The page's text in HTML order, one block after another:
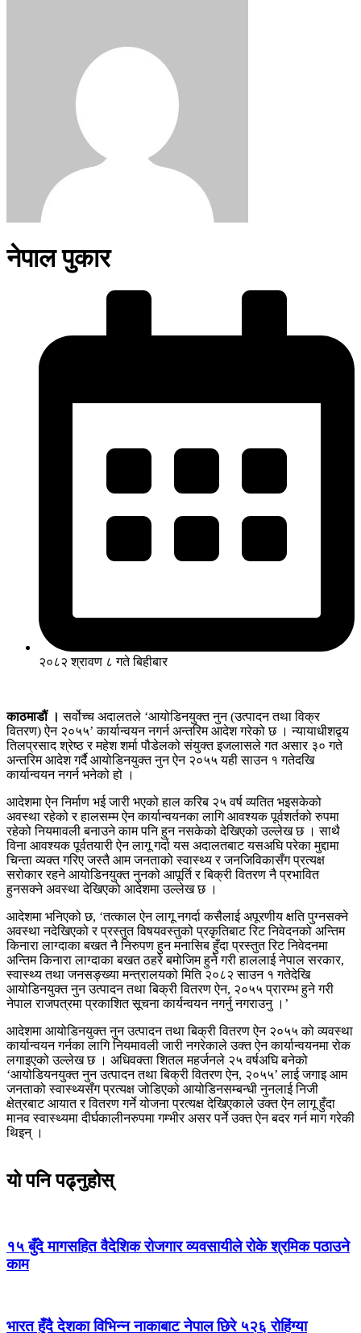
नेपाल पुकार
२०८२ श्रावण ८ गते बिहीबार
काठमाडौं ।सर्वोच्च अदालतले ‘आयोडिनयुक्त नुन (उत्पादन तथा विक्र
वितरण) ऐन २०५५’ कार्यान्वयन नगर्न अन्तरिम आदेश गरेको छ । न्यायाधीशद्वय
तिलप्रसाद श्रेष्ठ र महेश शर्मा पौडेलको संयुक्त इजलासले गत असार ३० गते
अन्तरिम आदेश गर्दै आयोडिनयुक्त नुन ऐन २०५५ यही साउन १ गतेदखि
कार्यान्वयन नगर्न भनेको हो ।
आदेशमा ऐन निर्माण भई जारी भएको हाल करिब २५ वर्ष व्यतित भइसकेको
अवस्था रहेको र हालसम्म ऐन कार्यान्वयनका लागि आवश्यक पूर्वशर्तको रुपमा
रहेको नियमावली बनाउने काम पनि हुन नसकेको देखिएको उल्लेख छ । साथै
विना आवश्यक पूर्वतयारी ऐन लागू गर्दा यस अदालतबाट यसअघि परेका मुद्दामा
चिन्ता व्यक्त गरिए जस्तै आम जनताको स्वास्थ्य र जनजिविकासँग प्रत्यक्ष
सरोकार रहने आयोडिनयुक्त नुनको आपूर्ति र बिक्री वितरण नै प्रभावित
हुनसक्ने अवस्था देखिएको आदेशमा उल्लेख छ ।
आदेशमा भनिएको छ, ‘तत्काल ऐन लागू नगर्दा कसैलाई अपूरणीय क्षति पुग्नसक्ने
अवस्था नदेखिएको र प्रस्तुत विषयवस्तुको प्रकृतिबाट रिट निवेदनको अन्तिम
किनारा लाग्दाका बखत नै निरुपण हुन मनासिब हुँदा प्रस्तुत रिट निवेदनमा
अन्तिम किनारा लाग्दाका बखत ठहरे बमोजिम हुने गरी हाललाई नेपाल सरकार,
स्वास्थ्य तथा जनसङ्ख्या मन्त्रालयको मिति २०८२ साउन १ गतेदेखि
आयोडिनयुक्त नुन उत्पादन तथा बिक्री वितरण ऐन, २०५५ प्रारम्भ हुने गरी
नेपाल राजपत्रमा प्रकाशित सूचना कार्यन्वयन नगर्नु नगराउनु ।’
आदेशमा आयोडिनयुक्त नुन उत्पादन तथा बिक्री वितरण ऐन २०५५ को व्यवस्था
कार्यान्वयन गर्नका लागि नियमावली जारी नगरेकाले उक्त ऐन कार्यान्वयनमा रोक
लगाइएको उल्लेख छ । अधिवक्ता शितल महर्जनले २५ वर्षअघि बनेको
‘आयोडियनयुक्त नुन उत्पादन तथा बिक्री वितरण ऐन, २०५५’ लाई जगाइ आम
जनताको स्वास्थ्यसँग प्रत्यक्ष जोडिएको आयोडिनसम्बन्धी नुनलाई निजी
क्षेत्रबाट आयात र वितरण गर्ने योजना प्रत्यक्ष देखिएकाले उक्त ऐन लागू हुँदा
मानव स्वास्थ्यमा दीर्घकालीनरुपमा गम्भीर असर पर्ने उक्त ऐन बदर गर्न माग गरेकी
थिइन् ।
यो पनि पढ्नुहोस्
१५ बुँदे मागसहित वैदेशिक रोजगार व्यवसायीले रोके श्रमिक पठाउने
काम
भारत हुँदै देशका विभिन्न नाकाबाट नेपाल छिरे ५२६ रोहिंग्या